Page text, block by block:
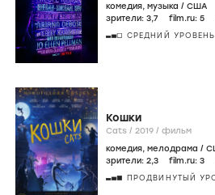
комедия, музыка / США
зрители: 3,7 film.ru: 5
СРЕДНИЙ УРОВЕНЬ
Кошки
Cats / 2019 / фильм
комедия, мелодрама /
зрители: 2,3 film.ru: 3
ПРОДВИНУТЫЙ